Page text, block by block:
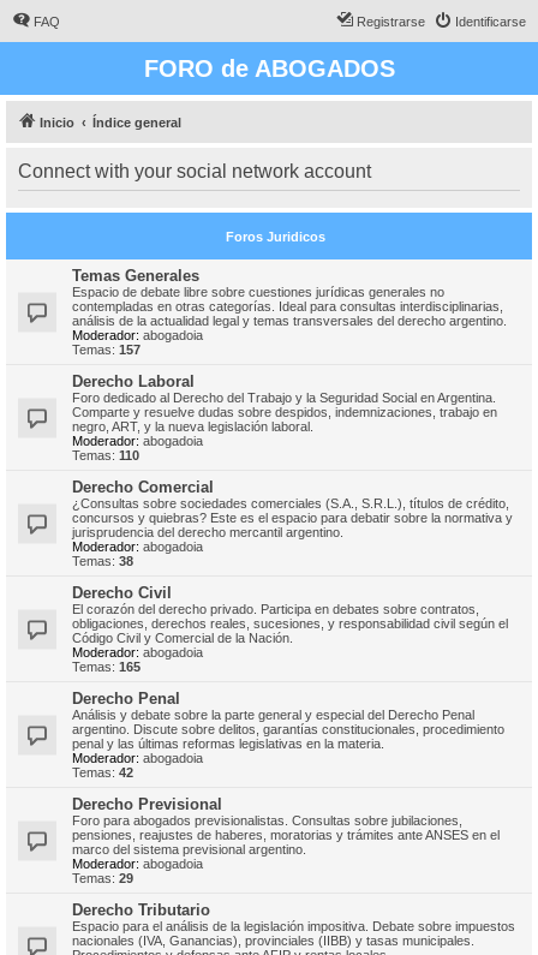
FAQ Identificarse
Registrarse
FORO de ABOGADOS
Inicio Índice general
Connect with your social network account
Foros Juridicos
Temas Generales
Espacio de debate libre sobre cuestiones jurídicas generales no
contempladas en otras categorías. Ideal para consultas interdisciplinarias,
análisis de la actualidad legal y temas transversales del derecho argentino.
Moderador: abogadoia
Temas: 157
Derecho Laboral
Foro dedicado al Derecho del Trabajo y la Seguridad Social en Argentina.
Comparte y resuelve dudas sobre despidos, indemnizaciones, trabajo en
negro, ART, y la nueva legislación laboral.
Moderador: abogadoia
Temas: 110
Derecho Comercial
¿Consultas sobre sociedades comerciales (S.A., S.R.L.), títulos de crédito,
concursos y quiebras? Este es el espacio para debatir sobre la normativa y
jurisprudencia del derecho mercantil argentino.
Moderador: abogadoia
Temas: 38
Derecho Civil
El corazón del derecho privado. Participa en debates sobre contratos,
obligaciones, derechos reales, sucesiones, y responsabilidad civil según el
Código Civil y Comercial de la Nación.
Moderador: abogadoia
Temas: 165
Derecho Penal
Análisis y debate sobre la parte general y especial del Derecho Penal
argentino. Discute sobre delitos, garantías constitucionales, procedimiento
penal y las últimas reformas legislativas en la materia.
Moderador: abogadoia
Temas: 42
Derecho Previsional
Foro para abogados previsionalistas. Consultas sobre jubilaciones,
pensiones, reajustes de haberes, moratorias y trámites ante ANSES en el
marco del sistema previsional argentino.
Moderador: abogadoia
Temas: 29
Derecho Tributario
Espacio para el análisis de la legislación impositiva. Debate sobre impuestos
nacionales (IVA, Ganancias), provinciales (IIBB) y tasas municipales.